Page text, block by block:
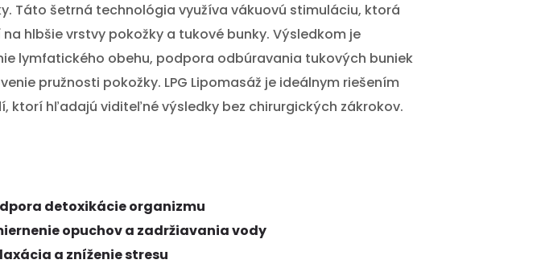
Táto šetrná technológia využíva vákuovú stimuláciu, ktorá
hlbšie vrstvy pokožky a tukové bunky. Výsledkom je
lymfatického obehu, podpora odbúravania tukových buniek
pružnosti pokožky. LPG Lipomasáž je ideálnym riešením
ktorí hľadajú viditeľné výsledky bez chirurgických zákrokov.
detoxikácie organizmu
opuchov a zadržiavania vody
a zníženie stresu